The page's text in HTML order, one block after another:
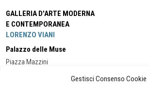
Gestisci Consenso Cookie
GALLERIA D'ARTE MODERNA
E CONTEMPORANEA
LORENZO VIANI
Palazzo delle Muse
Piazza Mazzini
Cell:+39 338 5714978 (orario